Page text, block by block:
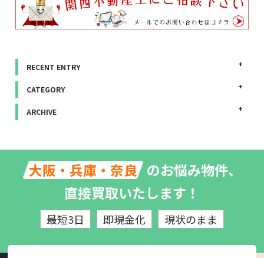
RECENT ENTRY
CATEGORY
ARCHIVE
大阪・兵庫・奈良 のお悩み物件、
直接買取いたします！
最短3日 即現金化 現状のまま